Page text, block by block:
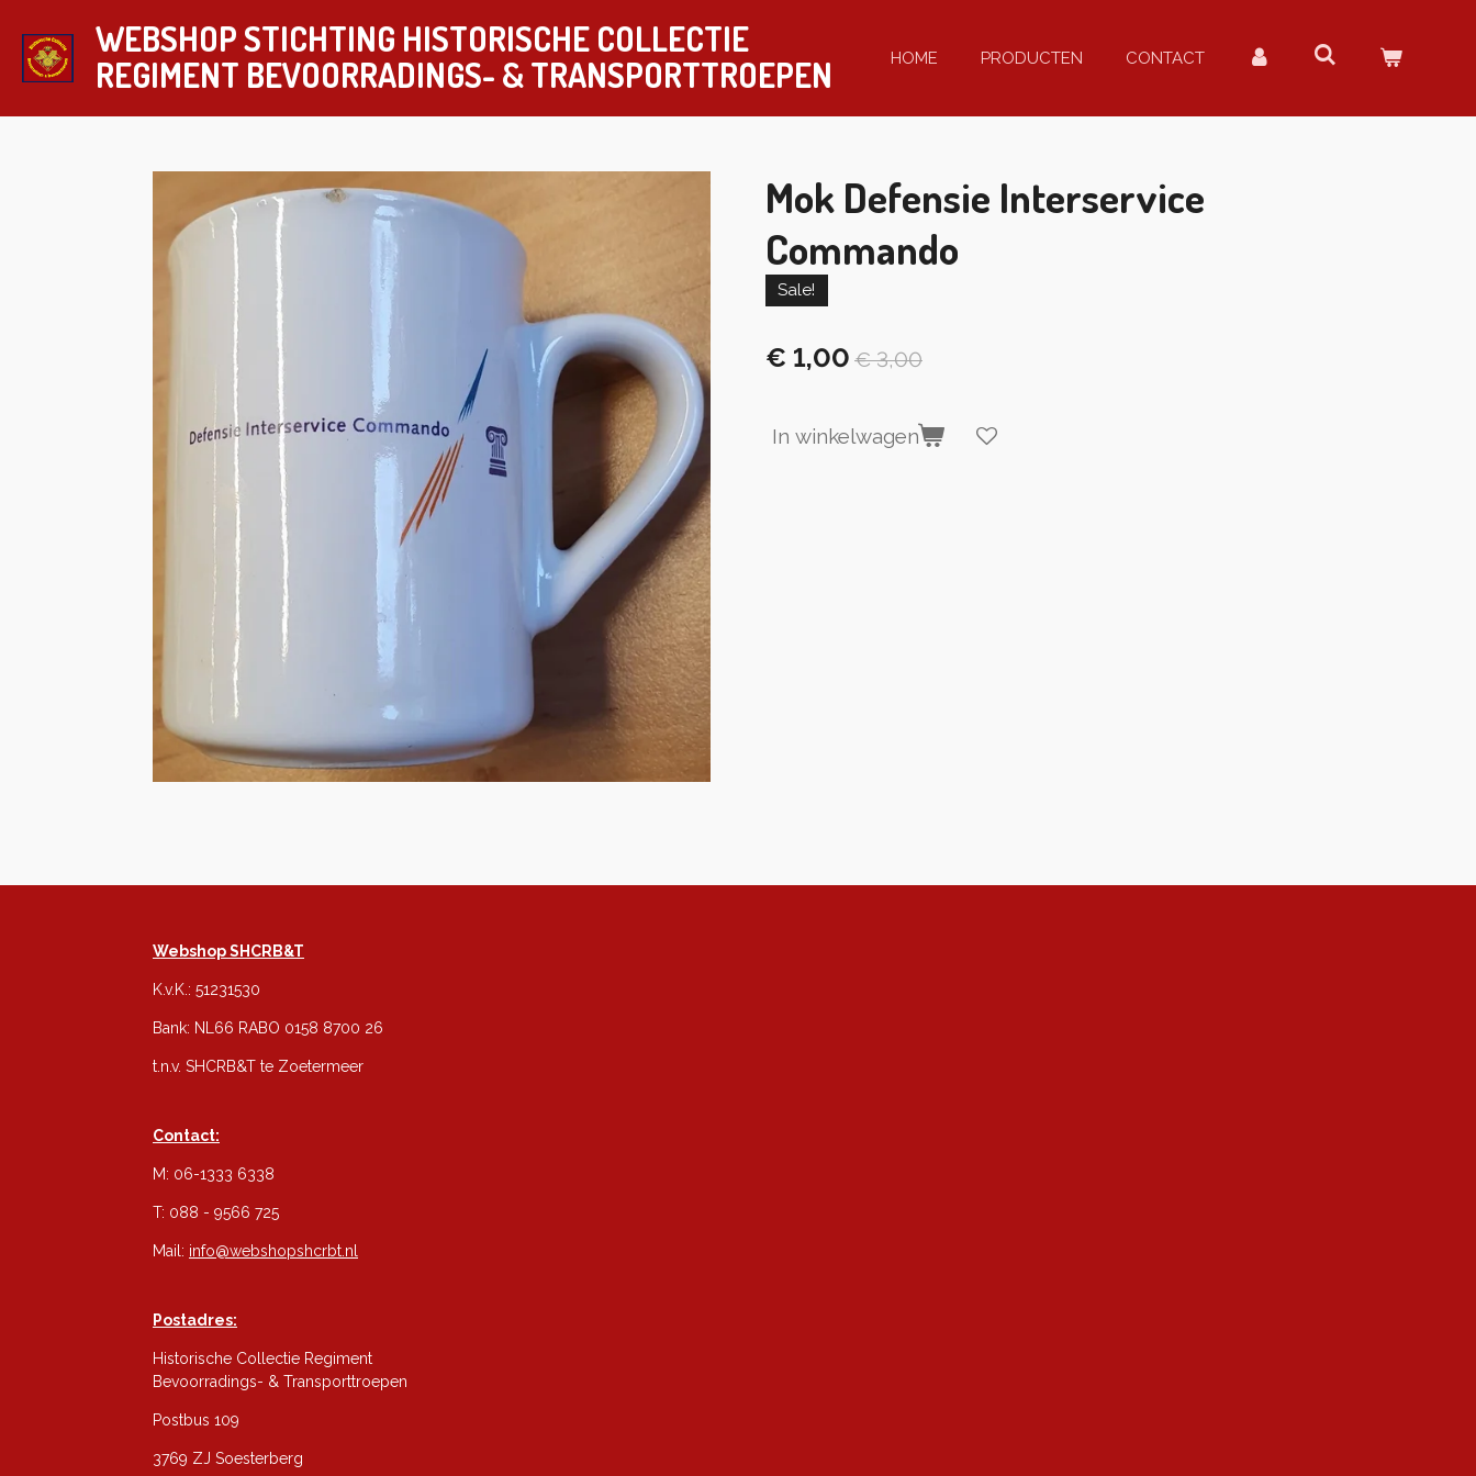
direct
naar
hoofdinhoud
WEBSHOP STICHTING HISTORISCHE COLLECTIE
REGIMENT BEVOORRADINGS- & TRANSPORTTROEPEN HOME PRODUCTEN CONTACT
Mok Defensie Interservice
Commando
Sale!
€ 1,00 € 3,00
In winkelwagen
Webshop SHCRB&T
K.v.K.: 51231530
Bank: NL66 RABO 0158 8700 26
t.n.v. SHCRB&T te Zoetermeer
Contact:
M: 06-1333 6338
T: 088 - 9566 725
Mail: info@webshopshcrbt.nl
Postadres:
Historische Collectie Regiment
Bevoorradings- & Transporttroepen
Postbus 109
3769 ZJ Soesterberg